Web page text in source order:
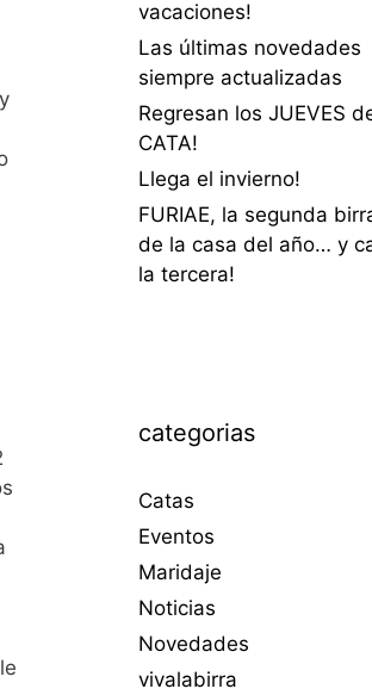
vacaciones!
Las últimas novedades
siempre actualizadas
Regresan los JUEVES
CATA!
Llega el invierno!
FURIAE, la segunda
de la casa del año… y
la tercera!
categorias
Catas
Eventos
Maridaje
Noticias
Novedades
vivalabirra